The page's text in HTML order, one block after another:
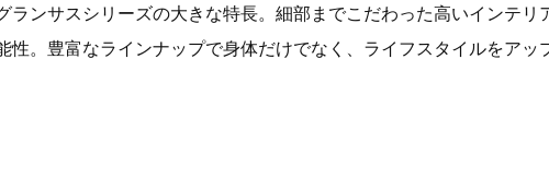
ランサスシリーズの大きな特長。細部までこだわった高いインテリ
性。豊富なラインナップで身体だけでなく、ライフスタイルをアッ